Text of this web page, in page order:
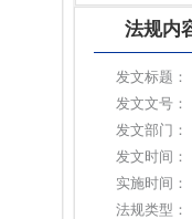
法规内
发文标题：
发文文号：
发文部门：
发文时间：
实施时间：
法规类型：